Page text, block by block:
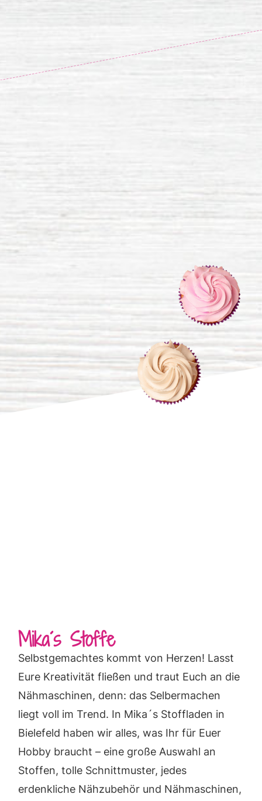
Mika´s Stoffe​
Selbstgemachtes kommt von Herzen! Lasst
Eure Kreativität fließen und traut Euch an die
Nähmaschinen, denn: das Selbermachen
liegt voll im Trend. In Mika´s Stoffladen in
Bielefeld haben wir alles, was Ihr für Euer
Hobby braucht – eine große Auswahl an
Stoffen, tolle Schnittmuster, jedes
erdenkliche Nähzubehör und Nähmaschinen,